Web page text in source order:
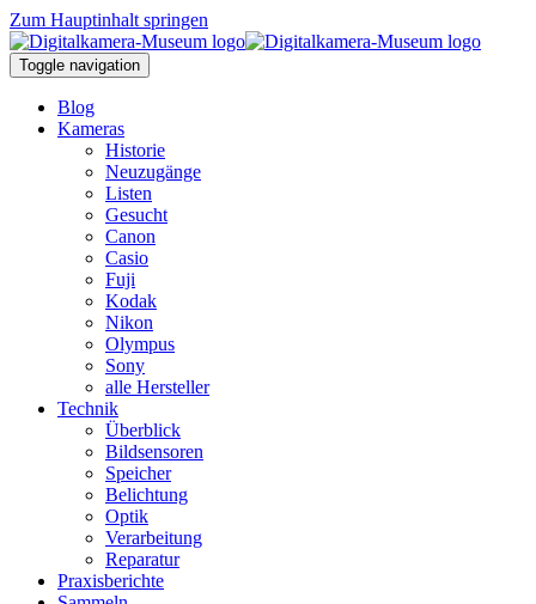
Zum Hauptinhalt springen
Toggle navigation
Blog
Kameras
Historie
Neuzugänge
Listen
Gesucht
Canon
Casio
Fuji
Kodak
Nikon
Olympus
Sony
alle Hersteller
Technik
Überblick
Bildsensoren
Speicher
Belichtung
Optik
Verarbeitung
Reparatur
Praxisberichte